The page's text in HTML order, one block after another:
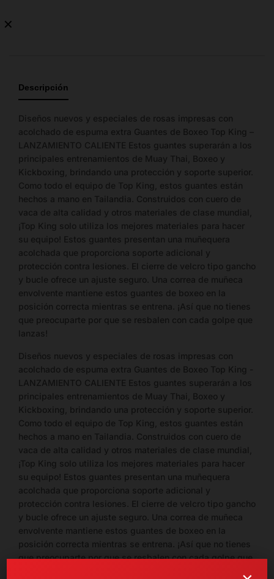
✕
Importante:
tallas
mostradas
no
representan
la
cantidad
de
stock
disponible.
Talla Medida Tipo
8 oz
25-26 cm largo ×
12-13 cm ancho
Guante
10
12
oz
27-28 cm largo ×
14-15 cm ancho
Guante
14
oz
28-29 cm largo ×
15-16 cm ancho
Guante
16
oz
29-30 cm largo ×
16-17 cm ancho
Guante
18
oz
30-31 cm largo ×
17-18 cm ancho
20
oz
31-32 cm largo ×
18-19 cm ancho
Descripción
Diseños nuevos y especiales de rosas impresas con
acolchado de espuma extra Guantes de Boxeo Top King –
LANZAMIENTO CALIENTE Estos guantes superarán a los
principales entrenamientos de Muay Thai, Boxeo y
Kickboxing, brindando una protección y soporte superior.
Como todo el equipo de Top King, estos guantes están
hechos a mano en Tailandia. Construidos con cuero de
vaca de alta calidad y otros materiales de clase mundial,
¡Top King solo utiliza los mejores materiales para hacer
su equipo! Estos guantes presentan una muñequera
acolchada que proporciona soporte adicional y
protección contra lesiones. El cierre de velcro tipo gancho
y bucle ofrece un ajuste seguro. Una correa de muñeca
envolvente mantiene estos guantes de boxeo en la
posición correcta mientras se entrena. ¡Así que no tienes
que preocuparte por que se resbalen con cada golpe que
lanzas!
Diseños nuevos y especiales de rosas impresas con
acolchado de espuma extra Guantes de Boxeo Top King -
LANZAMIENTO CALIENTE Estos guantes superarán a los
principales entrenamientos de Muay Thai, Boxeo y
Kickboxing, brindando una protección y soporte superior.
Como todo el equipo de Top King, estos guantes están
hechos a mano en Tailandia. Construidos con cuero de
vaca de alta calidad y otros materiales de clase mundial,
¡Top King solo utiliza los mejores materiales para hacer
su equipo! Estos guantes presentan una muñequera
acolchada que proporciona soporte adicional y
protección contra lesiones. El cierre de velcro tipo gancho
y bucle ofrece un ajuste seguro. Una correa de muñeca
envolvente mantiene estos guantes de boxeo en la
posición correcta mientras se entrena. ¡Así que no tienes
que preocuparte por que se resbalen con cada golpe que